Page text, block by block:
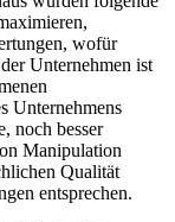
wofür
Unternehmen ist
Unternehmens
noch besser
Manipulation
Qualität
entsprechen.